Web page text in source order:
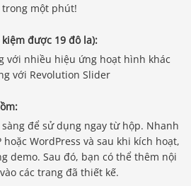
một phút!
được 19 đô la):
với nhiều hiệu ứng hoạt hình khác
với Revolution Slider
để sử dụng ngay từ hộp. Nhanh
hoặc WordPress và sau khi kích hoạt,
demo. Sau đó, bạn có thể thêm nội
các trang đã thiết kế.